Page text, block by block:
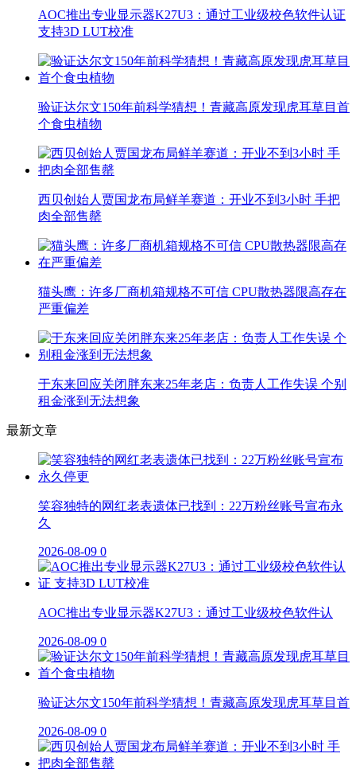
AOC推出专业显示器K27U3：通过工业级校色软件认证
支持3D LUT校准
验证达尔文150年前科学猜想！青藏高原发现虎耳草目首
个食虫植物
西贝创始人贾国龙布局鲜羊赛道：开业不到3小时 手把
肉全部售罄
猫头鹰：许多厂商机箱规格不可信 CPU散热器限高存在
严重偏差
于东来回应关闭胖东来25年老店：负责人工作失误 个别
租金涨到无法想象
最新文章
笑容独特的网红老表遗体已找到：22万粉丝账号宣布永
久
2026-08-09 0
AOC推出专业显示器K27U3：通过工业级校色软件认
2026-08-09 0
验证达尔文150年前科学猜想！青藏高原发现虎耳草目首
2026-08-09 0